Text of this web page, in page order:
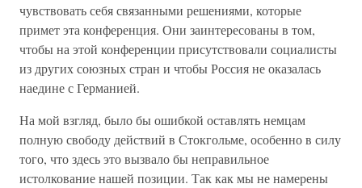
чувствовать себя связанными решениями, которые
примет эта конференция. Они заинтересованы в том,
чтобы на этой конференции присутствовали социалисты
из других союзных стран и чтобы Россия не оказалась
наедине с Германией.
На мой взгляд, было бы ошибкой оставлять немцам
полную свободу действий в Стокгольме, особенно в силу
того, что здесь это вызвало бы неправильное
истолкование нашей позиции. Так как мы не намерены